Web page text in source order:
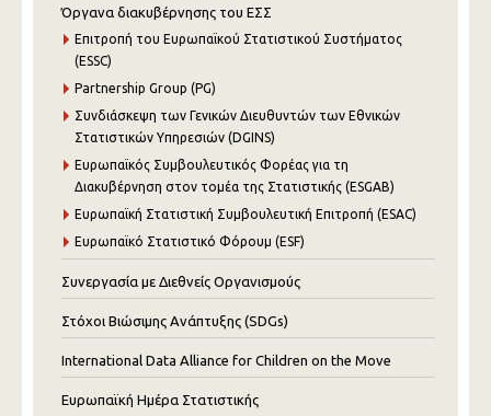
Όργανα διακυβέρνησης του ΕΣΣ
Επιτροπή του Ευρωπαϊκού Στατιστικού Συστήματος
(ESSC)
Partnership Group (PG)
Συνδιάσκεψη των Γενικών Διευθυντών των Εθνικών
Στατιστικών Υπηρεσιών (DGINS)
Ευρωπαϊκός Συμβουλευτικός Φορέας για τη
Διακυβέρνηση στον τομέα της Στατιστικής (ESGAB)
Ευρωπαϊκή Στατιστική Συμβουλευτική Επιτροπή (ESAC)
Ευρωπαϊκό Στατιστικό Φόρουμ (ESF)
Συνεργασία με Διεθνείς Οργανισμούς
Στόχοι Βιώσιμης Ανάπτυξης (SDGs)
International Data Alliance for Children on the Move
Ευρωπαϊκή Ημέρα Στατιστικής